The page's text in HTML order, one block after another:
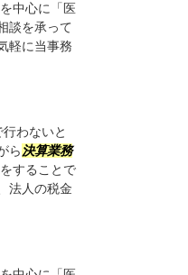
中心に「医
談を承って
軽に当事務
わないと
ら 決算業務
することで
法人の税金